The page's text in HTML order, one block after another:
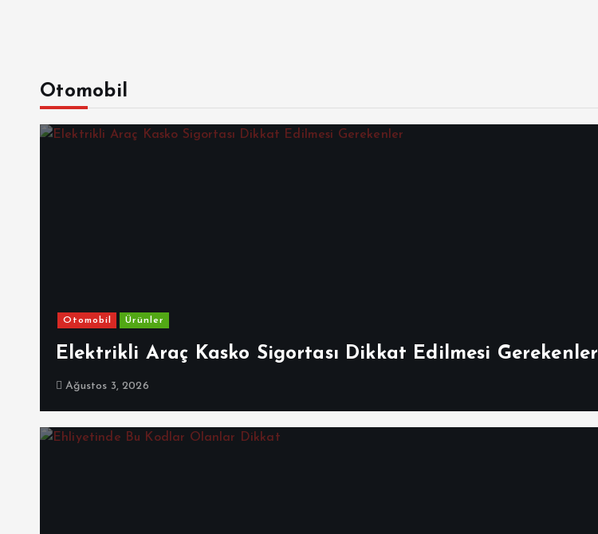
Otomobil
Otomobil Ürünler
Elektrikli Araç Kasko Sigortası Dikkat Edilmesi Gerekenler
Ağustos 3, 2026